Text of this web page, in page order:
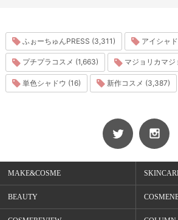
ふぉーちゅんPRESS (3,311) アイシャ
プチプラコスメ (1,663) マジョリカマジ
単色シャドウ (16) 新作コスメ (3,387)
MAKE&COSME
BEAUTY